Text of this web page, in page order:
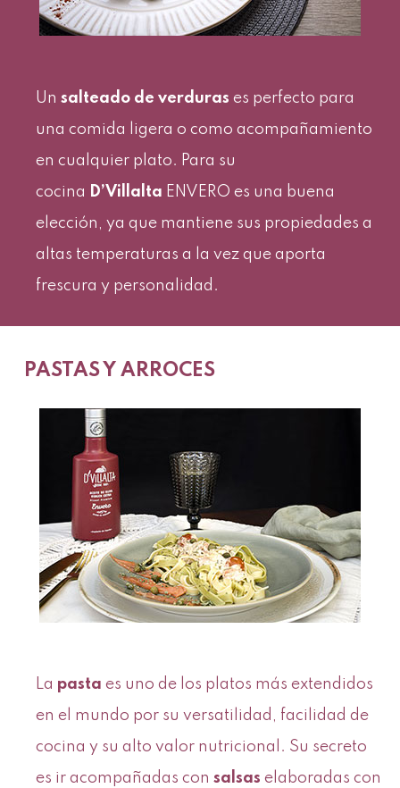
Unsalteado de verduras es perfecto para
una comida ligera o como acompañamiento
en cualquier plato. Para su
cocina D’Villalta ENVERO es una buena
elección, ya que mantiene sus propiedades a
altas temperaturas a la vez que aporta
frescura y personalidad.
PASTAS Y ARROCES
La pasta es uno de los platos más extendidos
en el mundo por su versatilidad, facilidad de
cocina y su alto valor nutricional. Su secreto
es ir acompañadas consalsas elaboradas con